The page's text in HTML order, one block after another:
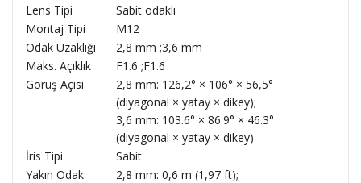
Lens Tipi
Sabit odaklı
Montaj Tipi
M12
Odak Uzaklığı
2,8 mm ;3,6 mm
Maks. Açıklık
F1.6 ;F1.6
Görüş Açısı
2,8 mm: 126,2° × 106° × 56,5°
(diyagonal × yatay × dikey);
3,6 mm: 103.6° × 86.9° × 46.3°
(diyagonal × yatay × dikey)
İris Tipi
Sabit
Yakın Odak
2,8 mm: 0,6 m (1,97 ft);